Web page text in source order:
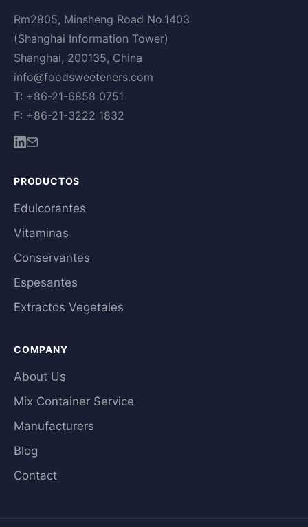
Rm2805, Minsheng Road No.1403
(Shanghai Information Tower)
Shanghai, 200135, China
info@foodsweeteners.com
T: +86-21-6858 0751
F: +86-21-3222 1832
PRODUCTOS
Edulcorantes
Vitaminas
Conservantes
Espesantes
Extractos Vegetales
COMPANY
About Us
Mix Container Service
Manufacturers
Blog
Contact